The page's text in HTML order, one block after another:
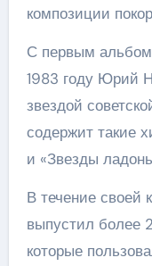
композиции
С первым
1983 году Юрий
звездой
содержит такие
и «Звезды
В течение своей
выпустил более
которые